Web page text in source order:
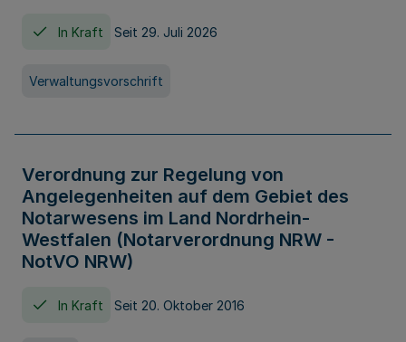
In Kraft Seit 29. Juli 2026
Verwaltungsvorschrift
Verordnung zur Regelung von
Angelegenheiten auf dem Gebiet des
Notarwesens im Land Nordrhein-
Westfalen (Notarverordnung NRW -
NotVO NRW)
In Kraft Seit 20. Oktober 2016